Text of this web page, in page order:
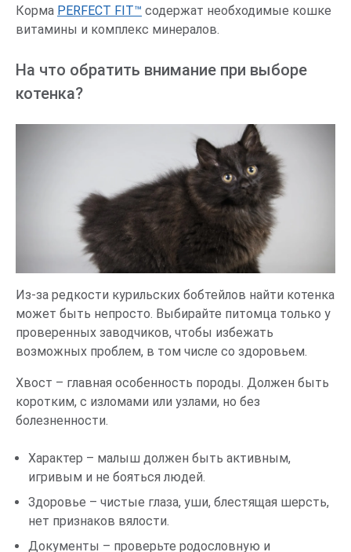
Корма PERFECT FIT™ содержат необходимые кошке
витамины и комплекс минералов.
На что обратить внимание при выборе
котенка?
Из-за редкости курильских бобтейлов найти котенка
может быть непросто. Выбирайте питомца только у
проверенных заводчиков, чтобы избежать
возможных проблем, в том числе со здоровьем.
Хвост – главная особенность породы. Должен быть
коротким, с изломами или узлами, но без
болезненности.
Характер – малыш должен быть активным,
игривым и не бояться людей.
Здоровье – чистые глаза, уши, блестящая шерсть,
нет признаков вялости.
Документы – проверьте родословную и